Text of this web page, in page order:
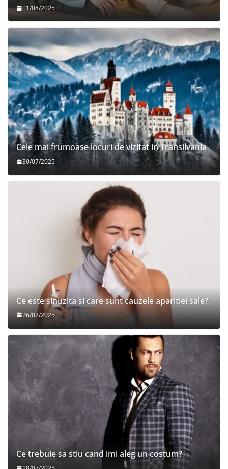
01/08/2025
Cele mai frumoase locuri de vizitat in Transilvania
30/07/2025
Ce este sinuzita si care sunt cauzele aparitiei sale?
26/07/2025
Ce trebuie sa stiu cand imi aleg un costum?